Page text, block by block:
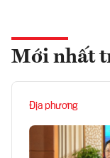
Mới nhất
Địa phương